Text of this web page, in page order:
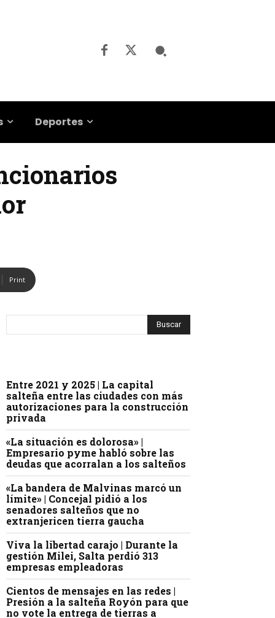
Deportes
Print
Entre 2021 y 2025 | La capital
salteña entre las ciudades con más
autorizaciones para la construcción
privada
«La situación es dolorosa» |
Empresario pyme habló sobre las
deudas que acorralan a los salteños
«La bandera de Malvinas marcó un
límite» | Concejal pidió a los
senadores salteños que no
extranjericen tierra gaucha
Viva la libertad carajo | Durante la
gestión Milei, Salta perdió 313
empresas empleadoras
Cientos de mensajes en las redes |
Presión a la salteña Royón para que
no vote la entrega de tierras a